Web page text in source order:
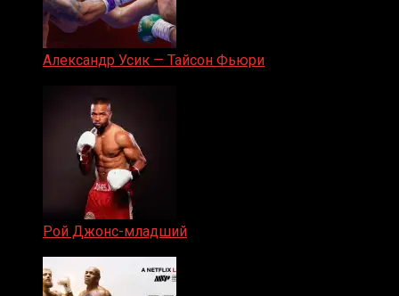
Александр Усик — Тайсон Фьюри
Рой Джонс-младший